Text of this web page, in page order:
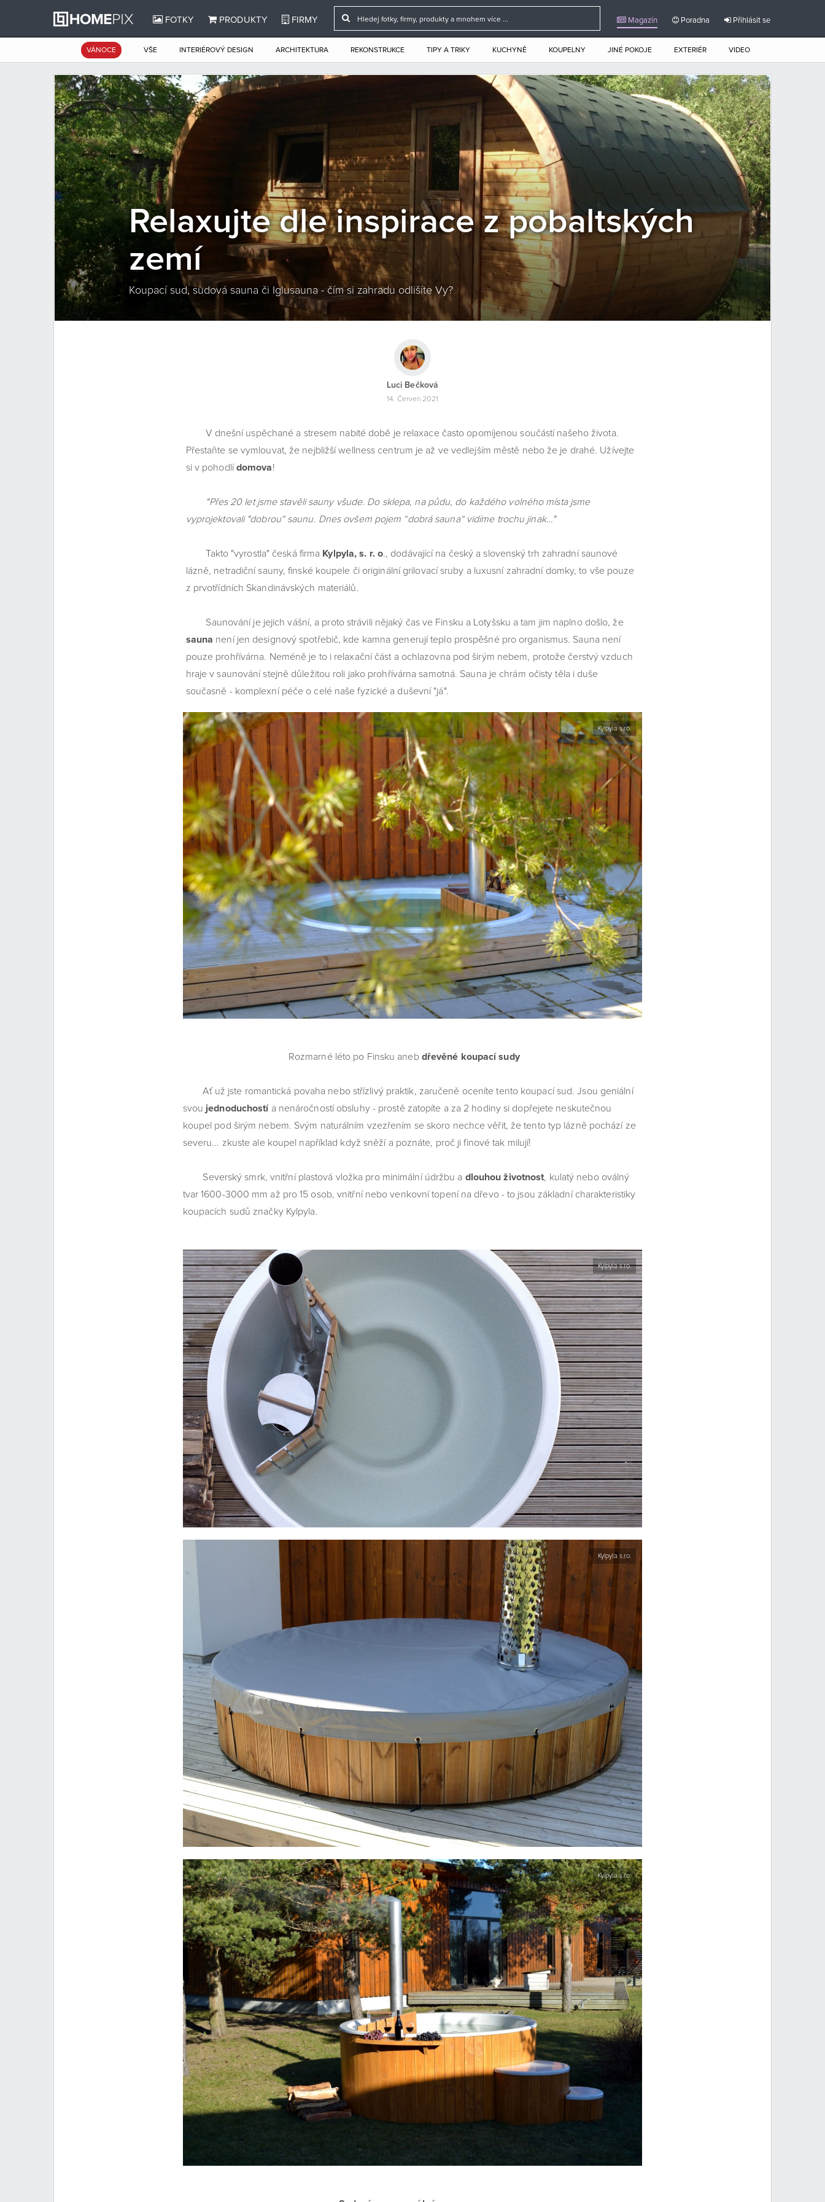
FOTKY PRODUKTY FIRMY Magazín Poradna Přihlásit se
VÁNOCE VŠE INTERIÉROVÝ DESIGN ARCHITEKTURA REKONSTRUKCE TIPY A TRIKY KUCHYNĚ KOUPELNY JINÉ POKOJE EXTERIÉR VIDEO
Relaxujte dle inspirace z pobaltských
zemí
Koupací sud, sudová sauna či Iglusauna - čím si zahradu odlišíte Vy?
Luci Bečková
14. Červen 2021
V dnešní uspěchané a stresem nabité době je relaxace často opomíjenou součástí našeho života.
Přestaňte se vymlouvat, že nejbližší wellness centrum je až ve vedlejším městě nebo že je drahé. Užívejte
si v pohodlídomova!
"Přes 20 let jsme stavěli sauny všude. Do sklepa, na půdu, do každého volného místa jsme
vyprojektovali "dobrou“ saunu. Dnes ovšem pojem “dobrá sauna“ vidíme trochu jinak…"
Takto "vyrostla" česká firma Kylpyla, s. r. o., dodávající na český a slovenský trh zahradní saunové
lázně, netradiční sauny, finské koupele či originální grilovací sruby a luxusní zahradní domky, to vše pouze
z prvotřídních Skandinávských materiálů.
Saunování je jejich vášní, a proto strávili nějaký čas ve Finsku a Lotyšsku a tam jim naplno došlo, že
sauna není jen designový spotřebič, kde kamna generují teplo prospěšné pro organismus. Sauna není
pouze prohřívárna. Neméně je to i relaxační část a ochlazovna pod širým nebem, protože čerstvý vzduch
hraje v saunování stejně důležitou roli jako prohřívárna samotná. Sauna je chrám očisty těla i duše
současně - komplexní péče o celé naše fyzické a duševní "já".
Kylpyla s.r.o.
Rozmarné léto po Finsku aneb dřevěné koupací sudy
Ať už jste romantická povaha nebo střízlivý praktik, zaručeně oceníte tento koupací sud. Jsou geniální
svou jednoduchostí a nenáročností obsluhy - prostě zatopíte a za 2 hodiny si dopřejete neskutečnou
koupel pod širým nebem. Svým naturálním vzezřením se skoro nechce věřit, že tento typ lázně pochází ze
severu... zkuste ale koupel například když sněží a poznáte, proč ji finové tak milují!
Severský smrk, vnitřní plastová vložka pro minimální údržbu a dlouhou životnost, kulatý nebo oválný
tvar 1600-3000 mm až pro 15 osob, vnitřní nebo venkovní topení na dřevo - to jsou základní charakteristiky
koupacích sudů značky Kylpyla.
Kylpyla s.r.o.
Kylpyla s.r.o.
Kylpyla s.r.o.